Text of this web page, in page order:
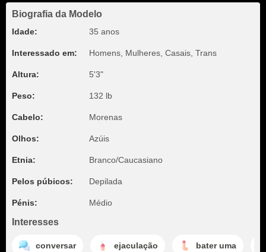
Biografia da Modelo
Idade: 35 anos
Interessado em: Homens, Mulheres, Casais, Trans
Altura: 5'3"
Peso: 132 lb
Cabelo: Morenas
Olhos: Azúis
Etnia: Branco/Caucasiano
Pelos púbicos: Depilada
Pénis: Médio
Interesses
conversar ejaculação bater uma